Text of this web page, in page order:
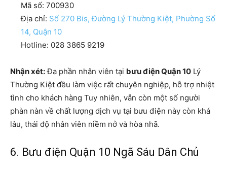
Mã số: 700930
Địa chỉ: Số 270 Bis, Đường Lý Thường Kiệt, Phường Số
14, Quận 10
Hotline: 028 3865 9219
Nhận xét:Đa phần nhân viên tại bưu điện Quận 10 Lý
Thường Kiệt đều làm việc rất chuyên nghiệp, hỗ trợ nhiệt
tình cho khách hàng Tuy nhiên, vẫn còn một số người
phàn nàn về chất lượng dịch vụ tại bưu điện này còn khá
lâu, thái độ nhân viên niềm nở và hòa nhã.
6. Bưu điện Quận 10 Ngã Sáu Dân Chủ